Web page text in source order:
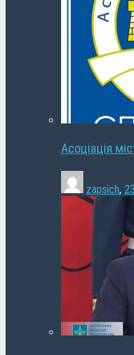
Асоціація
zapsich,